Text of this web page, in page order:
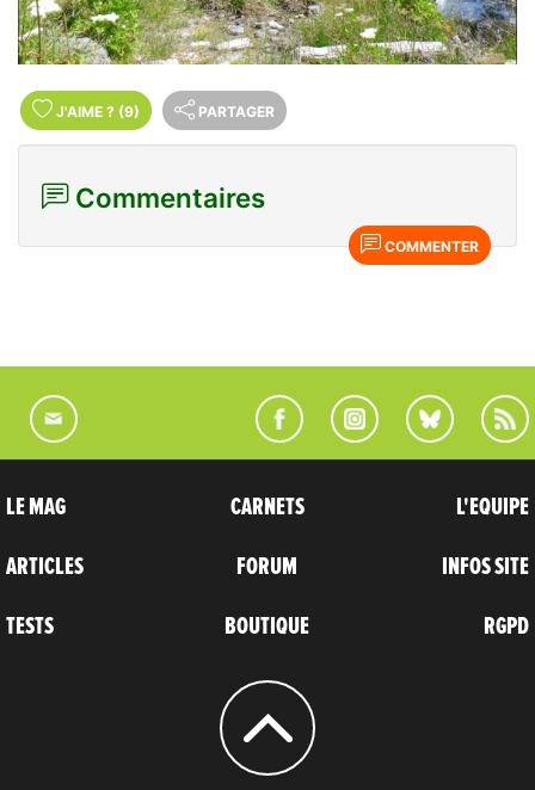
J'AIME ? (9) PARTAGER
Commentaires
COMMENTER
LE MAG
ARTICLES
TESTS
CARNETS
FORUM
BOUTIQUE
L'EQUIPE
INFOS SITE
RGPD